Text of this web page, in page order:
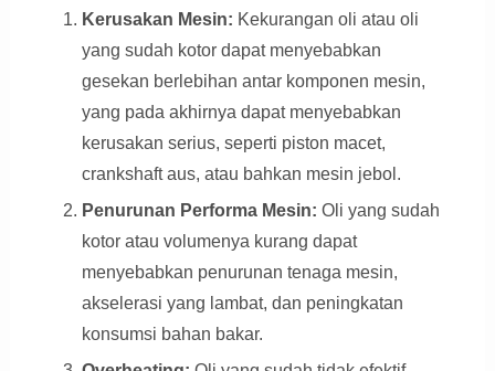
Kerusakan Mesin: Kekurangan oli atau oli
yang sudah kotor dapat menyebabkan
gesekan berlebihan antar komponen mesin,
yang pada akhirnya dapat menyebabkan
kerusakan serius, seperti piston macet,
crankshaft aus, atau bahkan mesin jebol.
Penurunan Performa Mesin: Oli yang sudah
kotor atau volumenya kurang dapat
menyebabkan penurunan tenaga mesin,
akselerasi yang lambat, dan peningkatan
konsumsi bahan bakar.